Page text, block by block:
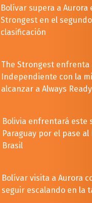
Bolívar supera a Aurora
Strongest en el
clasificación
The Strongest enfrenta
Independiente con la
alcanzar a Always Ready
Bolivia enfrentará este
Paraguay por el pase
Brasil
Bolívar visita a Aurora
seguir escalando en la